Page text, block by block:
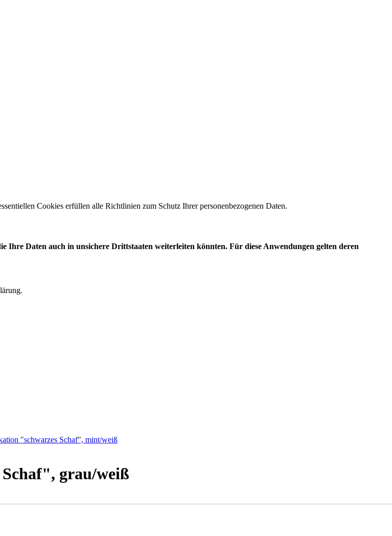
"schwarzes Schaf", mint/weiß
grau/weiß
Cookies erfüllen alle Richtlinien zum Schutz Ihrer personenbezogenen Daten.
Daten auch in unsichere Drittstaaten weiterleiten könnten. Für diese Anwendungen gelten deren